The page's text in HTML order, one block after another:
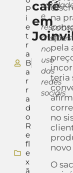
P
i
e
t
r
a
B
a
r
r
a
d
o
R
e
fl
e
x
ã
café
em
e
cristã
no
uso
das
redes
sociais
na
pela
teria
no
novo
O